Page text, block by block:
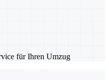
für Ihren Umzug